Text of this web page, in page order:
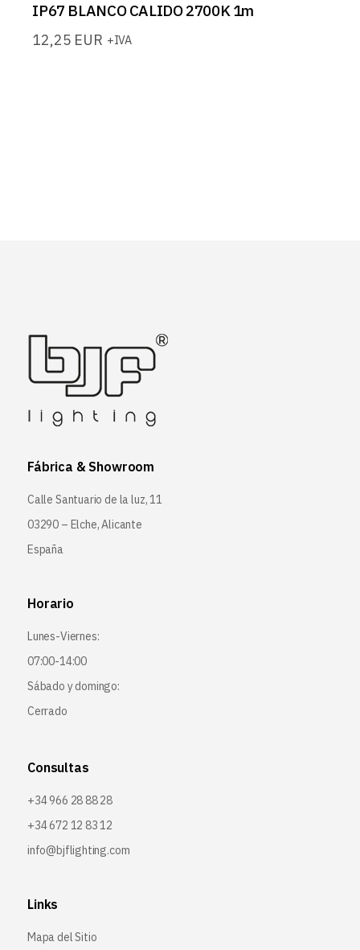
IP67 BLANCO CALIDO 2700K 1m
12,25 EUR +IVA
Fábrica & Showroom
Calle Santuario de la luz, 11
03290 – Elche, Alicante
España
Horario
Lunes-Viernes:
07:00-14:00
Sábado y domingo:
Cerrado
Consultas
+34 966 28 88 28
+34 672 12 83 12
info@bjflighting.com
Links
Mapa del Sitio